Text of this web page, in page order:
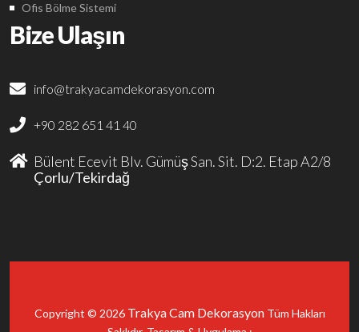
Ofis Bölme Sistemi
Bize Ulaşın
info@trakyacamdekorasyon.com
+90 282 651 41 40
Bülent Ecevit Blv. Gümüş San. Sit. D:2. Etap A2/8
Çorlu/Tekirdağ
Copyright © 2026 Trakya Cam DekorasyonTüm Hakları